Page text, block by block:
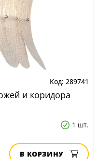
289741
и коридора
1 шт.
В КОРЗИНУ